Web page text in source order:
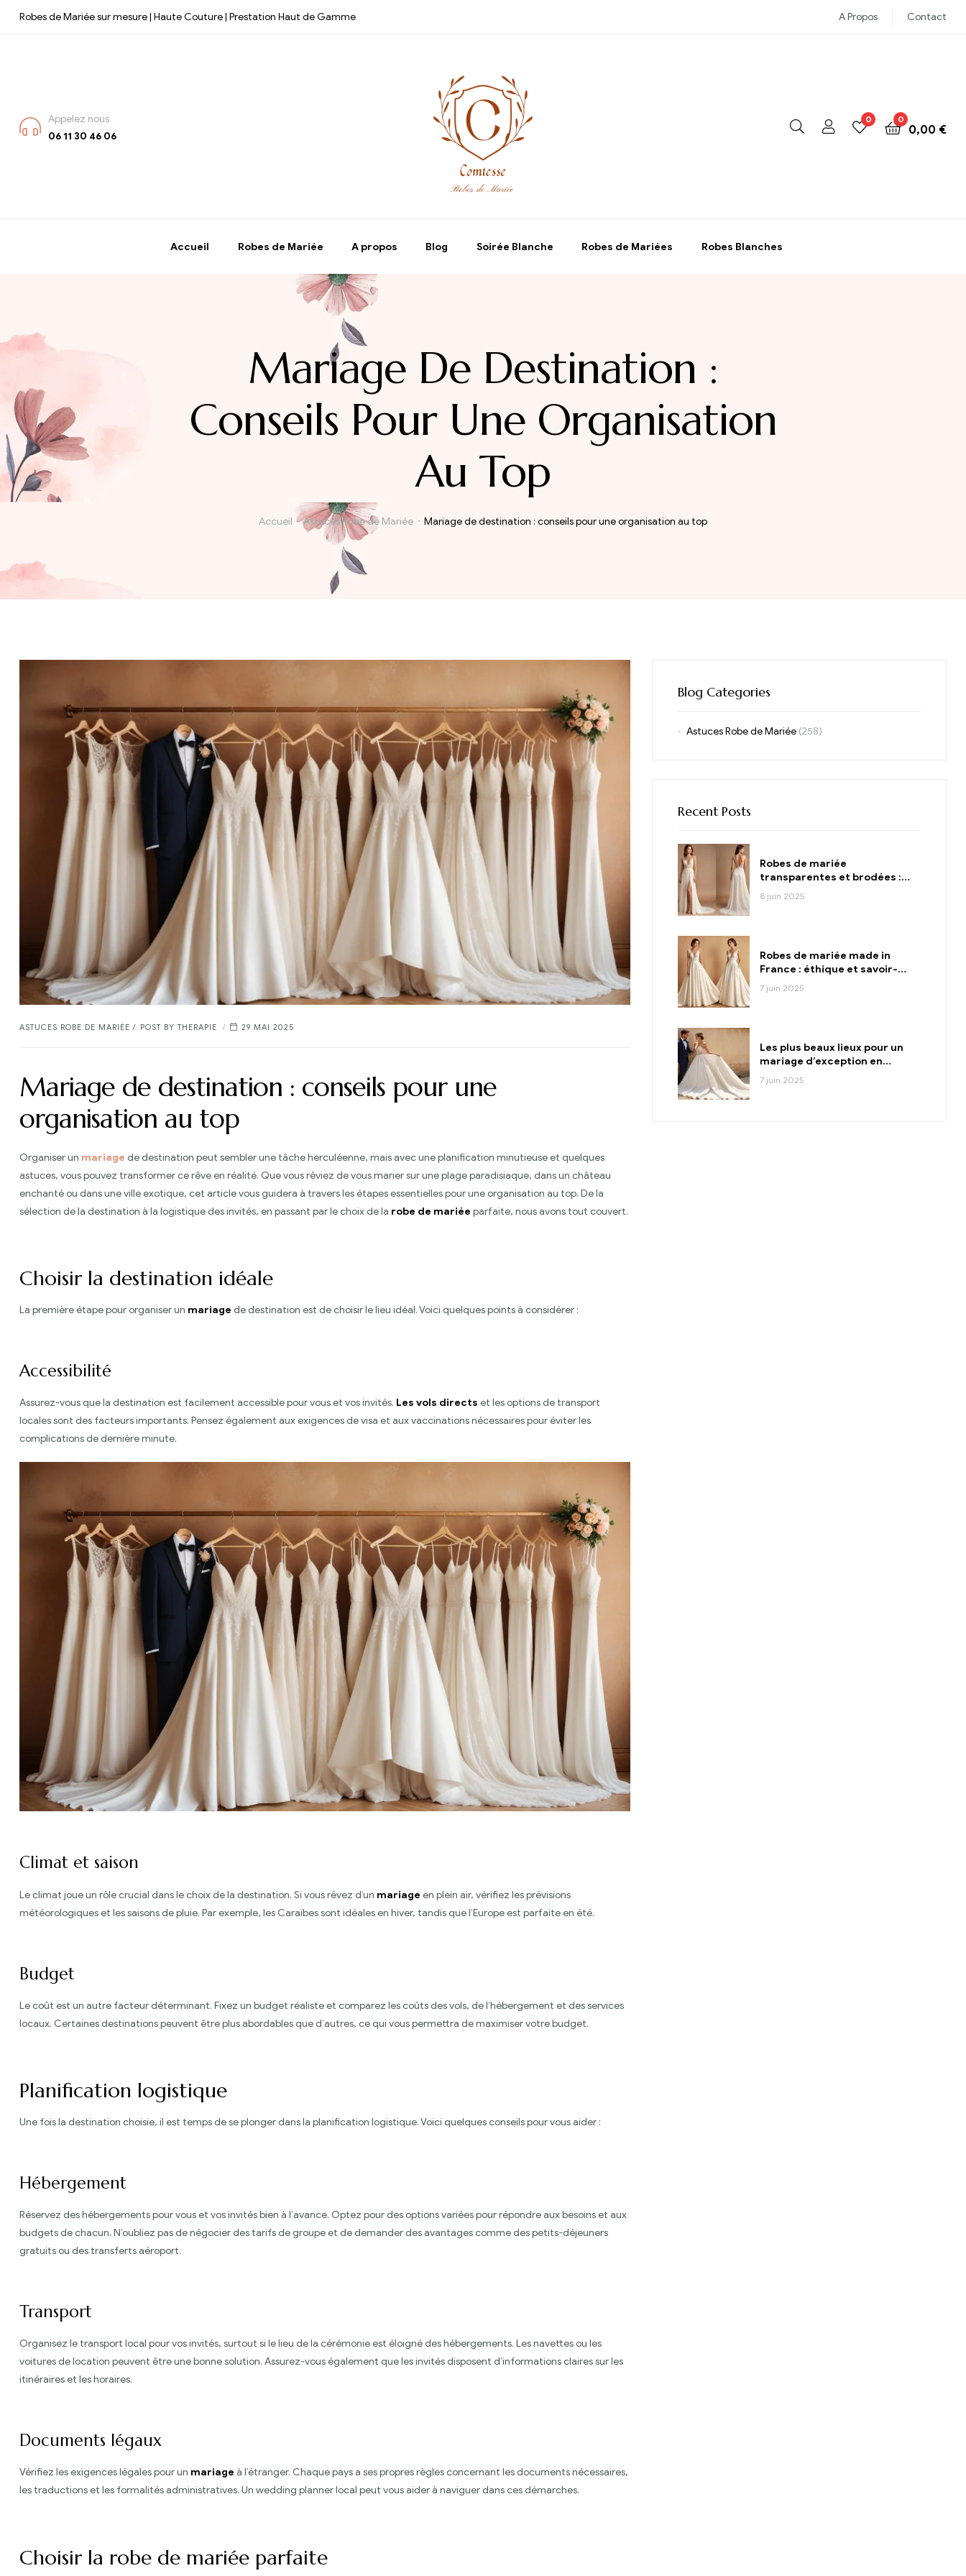
Robes de Mariée sur mesure | Haute Couture | Prestation Haut de Gamme A Propos Contact
Appelez nous
06 11 30 46 06
0 0
0,00 €
Accueil Robes de Mariée A propos Blog Soirée Blanche Robes de Mariées Robes Blanches
Mariage De Destination :
Conseils Pour Une Organisation
Au Top
Accueil Astuces Robe de Mariée Mariage de destination : conseils pour une organisation au top
CATEGORIES
ASTUCES ROBE DE MARIÉE POST BYTHERAPIE 29 MAI 2025
Mariage de destination : conseils pour une
organisation au top
Organiser un mariage de destination peut sembler une tâche herculéenne, mais avec une planification minutieuse et quelques
astuces, vous pouvez transformer ce rêve en réalité. Que vous rêviez de vous marier sur une plage paradisiaque, dans un château
enchanté ou dans une ville exotique, cet article vous guidera à travers les étapes essentielles pour une organisation au top. De la
sélection de la destination à la logistique des invités, en passant par le choix de la robe de mariée parfaite, nous avons tout couvert.
Choisir la destination idéale
La première étape pour organiser un mariage de destination est de choisir le lieu idéal. Voici quelques points à considérer :
Accessibilité
Assurez-vous que la destination est facilement accessible pour vous et vos invités. Les vols directs et les options de transport
locales sont des facteurs importants. Pensez également aux exigences de visa et aux vaccinations nécessaires pour éviter les
complications de dernière minute.
Climat et saison
Le climat joue un rôle crucial dans le choix de la destination. Si vous rêvez d’un mariage en plein air, vérifiez les prévisions
météorologiques et les saisons de pluie. Par exemple, les Caraïbes sont idéales en hiver, tandis que l’Europe est parfaite en été.
Budget
Le coût est un autre facteur déterminant. Fixez un budget réaliste et comparez les coûts des vols, de l’hébergement et des services
locaux. Certaines destinations peuvent être plus abordables que d’autres, ce qui vous permettra de maximiser votre budget.
Planification logistique
Une fois la destination choisie, il est temps de se plonger dans la planification logistique. Voici quelques conseils pour vous aider :
Hébergement
Réservez des hébergements pour vous et vos invités bien à l’avance. Optez pour des options variées pour répondre aux besoins et aux
budgets de chacun. N’oubliez pas de négocier des tarifs de groupe et de demander des avantages comme des petits-déjeuners
gratuits ou des transferts aéroport.
Transport
Organisez le transport local pour vos invités, surtout si le lieu de la cérémonie est éloigné des hébergements. Les navettes ou les
voitures de location peuvent être une bonne solution. Assurez-vous également que les invités disposent d’informations claires sur les
itinéraires et les horaires.
Documents légaux
Vérifiez les exigences légales pour un mariage à l’étranger. Chaque pays a ses propres règles concernant les documents nécessaires,
les traductions et les formalités administratives. Un wedding planner local peut vous aider à naviguer dans ces démarches.
Choisir la robe de mariée parfaite
Blog Categories
Astuces Robe de Mariée(258)
Recent Posts
Robes de mariée
transparentes et brodées :
sensualité et raffinement
8 juin 2025
Robes de mariée made in
France : éthique et savoir-
faire
7 juin 2025
Les plus beaux lieux pour un
mariage d’exception en
France
7 juin 2025